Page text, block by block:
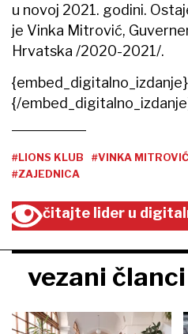
u novoj 2021. godini.
je Vinka Mitrović,
Hrvatska /2020-2021/.
{embed_digitalno_izdanje}
{/
#LIONS KLUB #VINKA MITROVIĆ
#ZAJEDNICA
čitajte lider u
vezani članci